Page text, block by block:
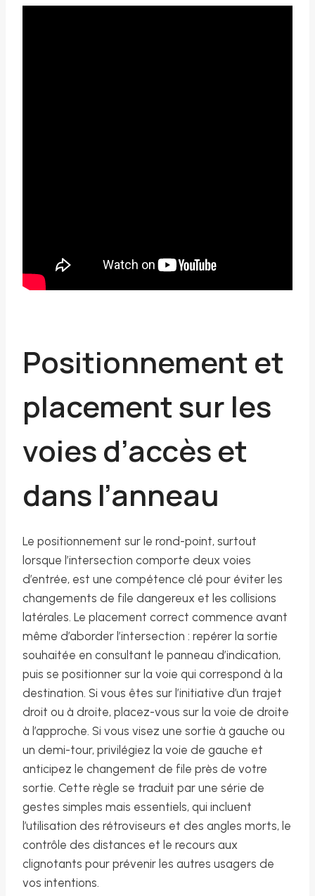
Positionnement et
placement sur les
voies d’accès et
dans l’anneau
Le positionnement sur le rond-point, surtout
lorsque l’intersection comporte deux voies
d’entrée, est une compétence clé pour éviter les
changements de file dangereux et les collisions
latérales. Le placement correct commence avant
même d’aborder l’intersection : repérer la sortie
souhaitée en consultant le panneau d’indication,
puis se positionner sur la voie qui correspond à la
destination. Si vous êtes sur l’initiative d’un trajet
droit ou à droite, placez-vous sur la voie de droite
à l’approche. Si vous visez une sortie à gauche ou
un demi-tour, privilégiez la voie de gauche et
anticipez le changement de file près de votre
sortie. Cette règle se traduit par une série de
gestes simples mais essentiels, qui incluent
l’utilisation des rétroviseurs et des angles morts, le
contrôle des distances et le recours aux
clignotants pour prévenir les autres usagers de
vos intentions.